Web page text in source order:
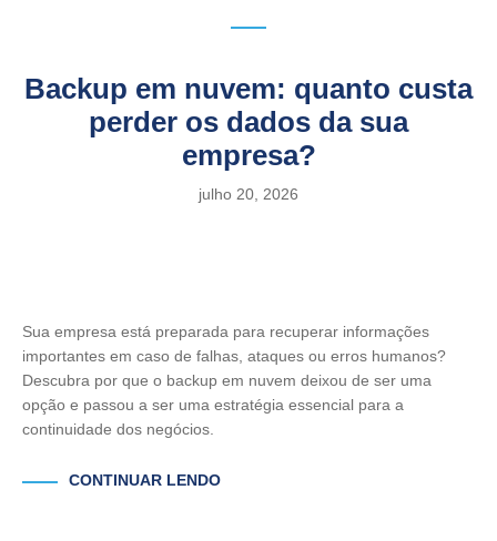
Backup em nuvem: quanto custa
perder os dados da sua
empresa?
julho 20, 2026
Sua empresa está preparada para recuperar informações
importantes em caso de falhas, ataques ou erros humanos?
Descubra por que o backup em nuvem deixou de ser uma
opção e passou a ser uma estratégia essencial para a
continuidade dos negócios.
CONTINUAR LENDO